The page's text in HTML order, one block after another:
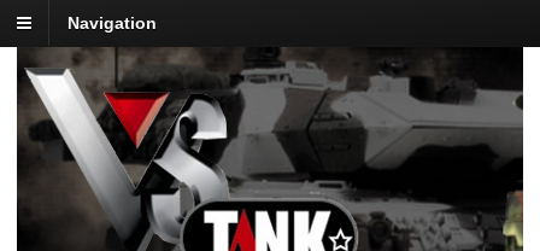
Navigation